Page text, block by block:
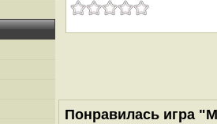
Понравилась игра